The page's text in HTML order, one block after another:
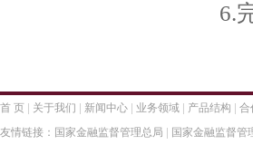
6.
首 页 | 关于我们 | 新闻中心 | 业务领域 | 产品结构 | 合
友情链接： 国家金融监督管理总局 | 国家金融监督管